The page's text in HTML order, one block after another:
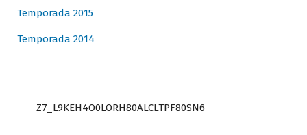
Temporada 2015
Temporada 2014
Z7_L9KEH4O0LORH80ALCLTPF80SN6